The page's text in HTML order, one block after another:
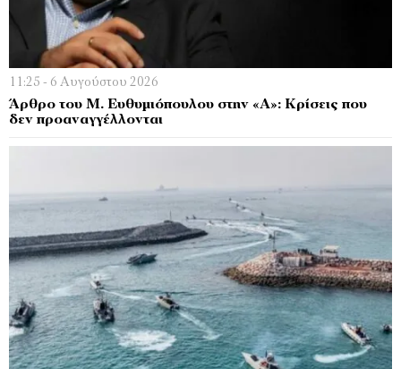
11:25 - 6 Αυγούστου 2026
Άρθρο του Μ. Ευθυμιόπουλου στην «Α»: Κρίσεις που
δεν προαναγγέλλονται